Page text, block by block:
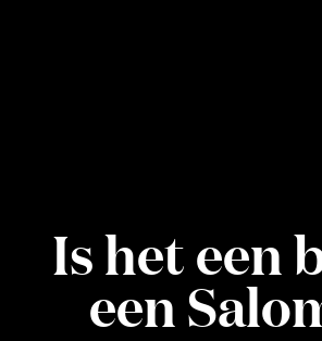
Is het een
een